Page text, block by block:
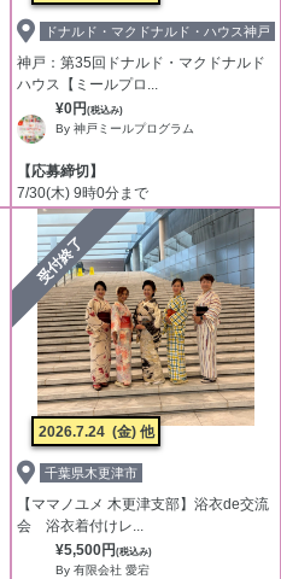
ドナルド・マクドナルド・ハウス神戸
神戸：第35回ドナルド・マクドナルド
ハウス【ミールプロ...
¥0円 (税込み)
By 神戸ミールプログラム
【応募締切】
7/30(木) 9時0分まで
受付終了
2026.7.24 (金) 他
千葉県木更津市
【ママノユメ 木更津支部】浴衣de交流
会 浴衣着付けレ...
¥5,500円 (税込み)
By 有限会社 愛宕